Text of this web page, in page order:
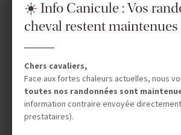
ENVOYER MA DEMANDE DE
NB : les champs marqués d'un
☀️ Info Canicule : Vos
cheval restent maintenues
Chers cavaliers,
Face aux fortes chaleurs actuelles, nous
toutes nos randonnées sont
information contraire envoyée
prestataires).